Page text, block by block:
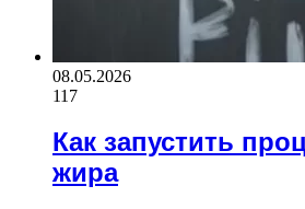
08.05.2026
117
Как запустить
жира